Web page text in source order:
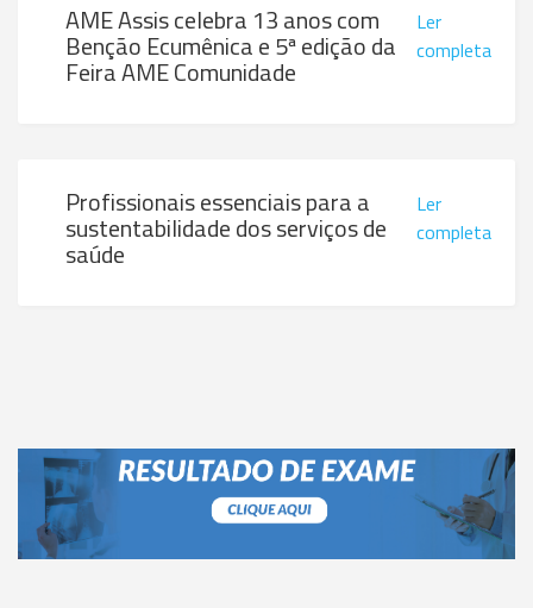
AME Assis celebra 13 anos com
Benção Ecumênica e 5ª edição da
Feira AME Comunidade
Ler
completa
Profissionais essenciais para a
sustentabilidade dos serviços de
saúde
Ler
completa